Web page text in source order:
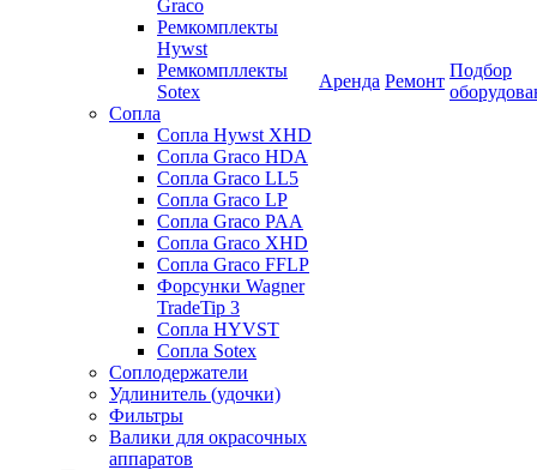
Graco
Ремкомплекты
Hywst
Ремкомпллекты
Sotex
Сопла
Сопла Hywst XHD
Сопла Graco HDA
Сопла Graco LL5
Сопла Graco LP
Сопла Graco PAA
Сопла Graco XHD
Сопла Graco FFLP
Форсунки Wagner
TradeTip 3
Сопла HYVST
Сопла Sotex
Соплодержатели
Удлинитель (удочки)
Фильтры
Валики для окрасочных
аппаратов
Аренда Ремонт
Подбор